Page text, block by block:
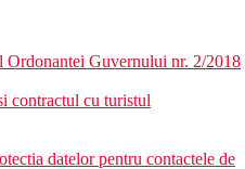
contra cost (aprox. 12
iarna), 2 terase cu
gratuite; prosoape
Guvernului nr. 2/2018
contractul cu turistul
datelor pentru contactele de